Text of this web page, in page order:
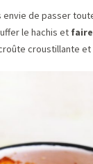
de passer
le hachis et
croustillante